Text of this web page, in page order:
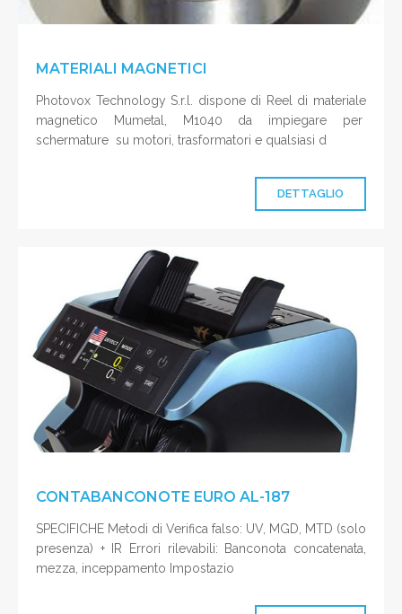
MATERIALI MAGNETICI
Photovox Technology S.r.l. dispone di Reel di materiale
magnetico Mumetal, M1040 da impiegare per
schermature su motori, trasformatori e qualsiasi d
DETTAGLIO
CONTABANCONOTE EURO AL-187
SPECIFICHE Metodi di Verifica falso: UV, MGD, MTD (solo
presenza) + IR Errori rilevabili: Banconota concatenata,
mezza, inceppamento Impostazio